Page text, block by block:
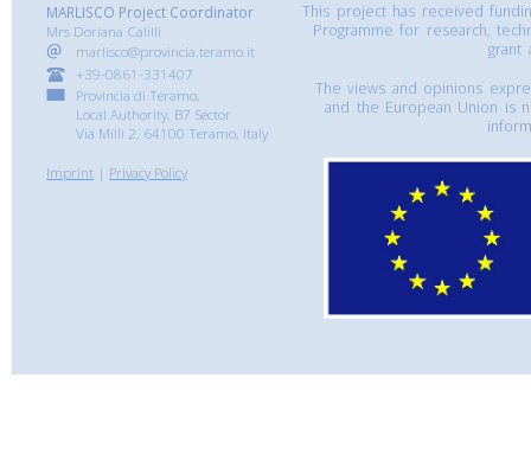
MARLISCO Project Coordinator
Mrs Doriana Calilli
marlisco@provincia.teramo.it
+39-0861-331407
Provincia di Teramo,
Local Authority, B7 Sector
Via Milli 2, 64100 Teramo, Italy
Imprint | Privacy Policy
This project has received
Programme for research,
grant
The views and opinions
and the European Union is